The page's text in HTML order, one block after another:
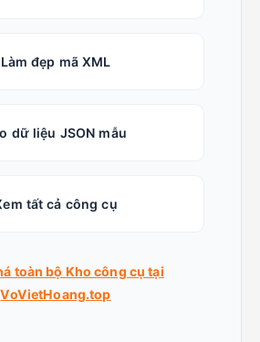
Làm đẹp mã XML
dữ liệu JSON mẫu
tất cả công cụ
toàn bộ Kho công cụ tại
VoVietHoang.top